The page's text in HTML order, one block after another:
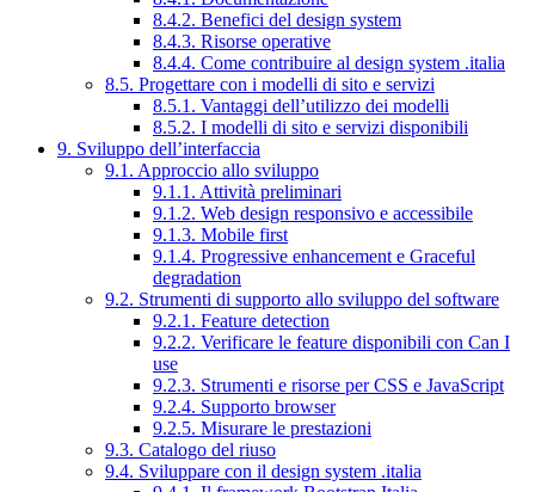
8.4.2. Benefici del design system
8.4.3. Risorse operative
8.4.4. Come contribuire al design system .italia
8.5. Progettare con i modelli di sito e servizi
8.5.1. Vantaggi dell’utilizzo dei modelli
8.5.2. I modelli di sito e servizi disponibili
9. Sviluppo dell’interfaccia
9.1. Approccio allo sviluppo
9.1.1. Attività preliminari
9.1.2. Web design responsivo e accessibile
9.1.3. Mobile first
9.1.4. Progressive enhancement e Graceful
degradation
9.2. Strumenti di supporto allo sviluppo del software
9.2.1. Feature detection
9.2.2. Verificare le feature disponibili con Can I
use
9.2.3. Strumenti e risorse per CSS e JavaScript
9.2.4. Supporto browser
9.2.5. Misurare le prestazioni
9.3. Catalogo del riuso
9.4. Sviluppare con il design system .italia